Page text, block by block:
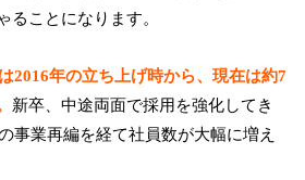
ることになります。
2016年の立ち上げ時から、現在は約7
新卒、中途両面で採用を強化してき
事業再編を経て社員数が大幅に増え